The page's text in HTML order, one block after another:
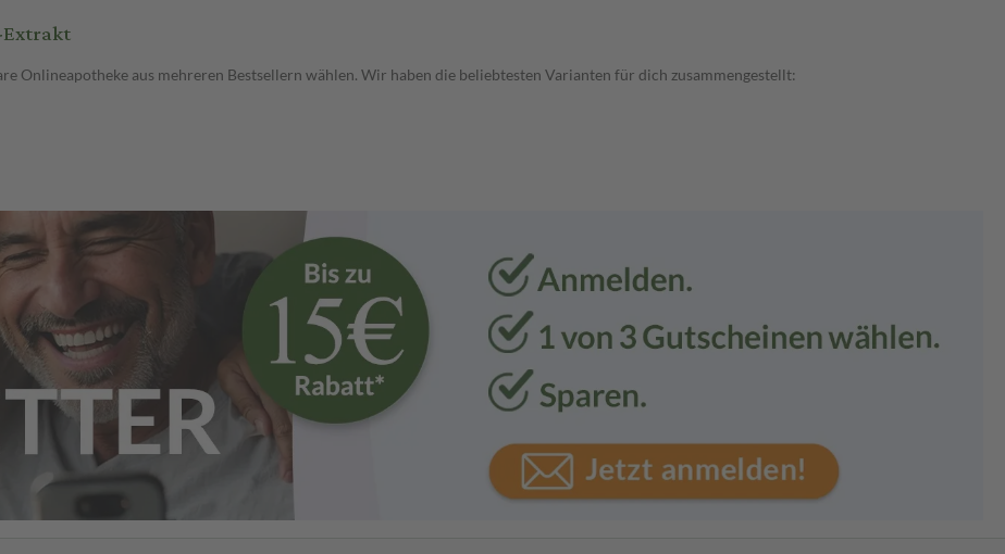
Extrakt
Onlineapotheke aus mehreren Bestsellern wählen. Wir haben die beliebtesten Varianten für dich zusammengestellt: